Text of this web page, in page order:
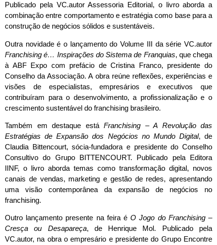
Publicado pela VC.autor Assessoria Editorial, o livro aborda a
combinação entre comportamento e estratégia como base para a
construção de negócios sólidos e sustentáveis.
Outra novidade é o lançamento do Volume III da série VC.autor
Franchising é… Inspirações do Sistema de Franquias, que chega
à ABF Expo com prefácio de Cristina Franco, presidente do
Conselho da Associação. A obra reúne reflexões, experiências e
visões de especialistas, empresários e executivos que
contribuíram para o desenvolvimento, a profissionalização e o
crescimento sustentável do franchising brasileiro.
Também em destaque está Franchising – A Revolução das
Estratégias de Expansão dos Negócios no Mundo Digital, de
Claudia Bittencourt, sócia-fundadora e presidente do Conselho
Consultivo do Grupo BITTENCOURT. Publicado pela Editora
IINF, o livro aborda temas como transformação digital, novos
canais de vendas, marketing e gestão de redes, apresentando
uma visão contemporânea da expansão de negócios no
franchising.
Outro lançamento presente na feira éO Jogo do Franchising –
Cresça ou Desapareça, de Henrique Mol. Publicado pela
VC.autor, na obra o empresário e presidente do Grupo Encontre